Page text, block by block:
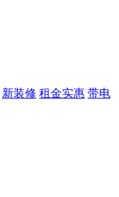
新装修 租金实惠 带电